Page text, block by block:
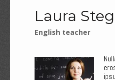
Laura
English teacher